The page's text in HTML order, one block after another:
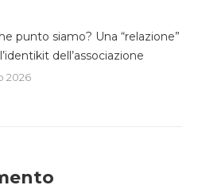
punto siamo? Una “relazione”
dell’associazione
2026